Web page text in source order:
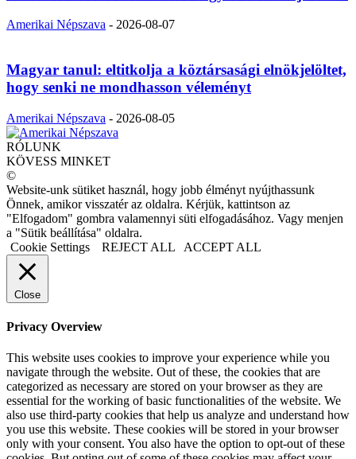
Amerikai Népszava - 2026-08-07
Magyar tanul: eltitkolja a köztársasági elnökjelöltet,
hogy senki ne mondhasson véleményt
Amerikai Népszava - 2026-08-05
RÓLUNK
KÖVESS MINKET
©
Website-unk sütiket használ, hogy jobb élményt nyújthassunk
Önnek, amikor visszatér az oldalra. Kérjük, kattintson az
"Elfogadom" gombra valamennyi süti elfogadásához. Vagy menjen
a "Sütik beállítása" oldalra.
Cookie Settings
REJECT ALL ACCEPT ALL
Close
Privacy Overview
This website uses cookies to improve your experience while you
navigate through the website. Out of these, the cookies that are
categorized as necessary are stored on your browser as they are
essential for the working of basic functionalities of the website. We
also use third-party cookies that help us analyze and understand how
you use this website. These cookies will be stored in your browser
only with your consent. You also have the option to opt-out of these